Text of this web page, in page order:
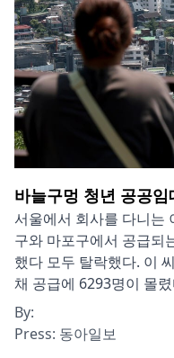
바늘구멍 청년 공공
서울에서 회사를 다니는
구와 마포구에서 공급되
했다 모두 탈락했다. 이
채 공급에 6293명이 몰
By:
Press: 동아일보